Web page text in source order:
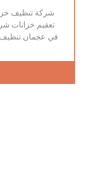
تعقيم خزانات
في عجمان تنظيف